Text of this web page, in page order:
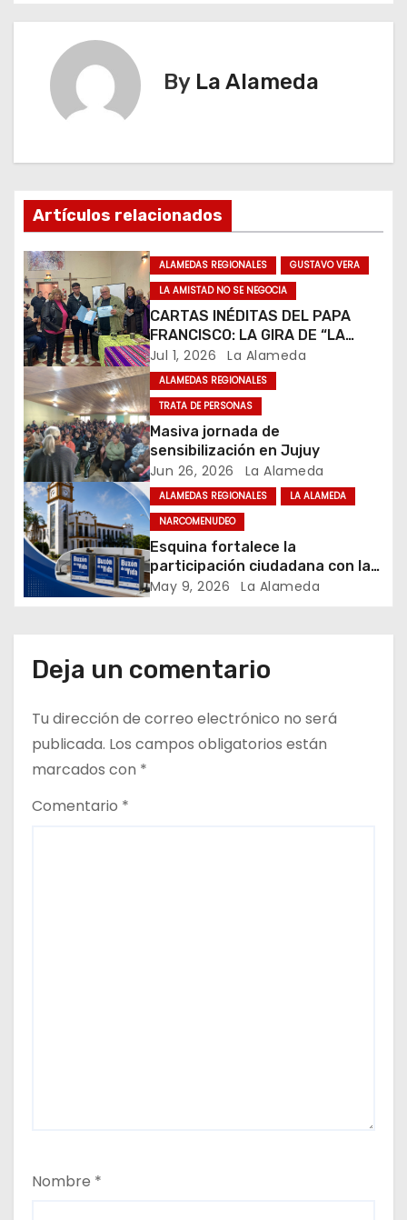
i
ó
n
d
e
e
n
t
r
a
s
By La Alameda
Artículos relacionados
ALAMEDAS REGIONALES
GUSTAVO VERA
LA AMISTAD NO SE NEGOCIA
CARTAS INÉDITAS DEL PAPA
FRANCISCO: LA GIRA DE “LA
AMISTAD NO SE NEGOCIA” YA
RECORRIÓ LA MITAD DEL PAÍS Y
RECOGE UN FUERTE RESPALDO
INSTITUCIONAL
Jul 1, 2026 La Alameda
ALAMEDAS REGIONALES
TRATA DE PERSONAS
Masiva jornada de
sensibilización en Jujuy
Jun 26, 2026 La Alameda
ALAMEDAS REGIONALES
LA ALAMEDA
NARCOMENUDEO
Esquina fortalece la
participación ciudadana con la
implementación de los
May 9, 2026 La Alameda
Deja un comentario
Tu dirección de correo electrónico no será
publicada. Los campos obligatorios están
marcados con *
Comentario *
Nombre *